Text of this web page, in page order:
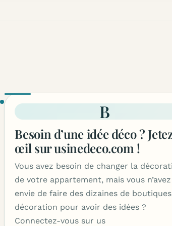
B
Besoin d’une idée déco ?
œil sur usinedeco.com !
Vous avez besoin de changer la
de votre appartement, mais vous
envie de faire des dizaines de
décoration pour avoir des idées ?
Connectez-vous sur us